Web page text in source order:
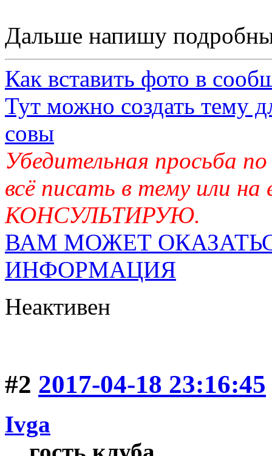
Дальше напишу
Как вставить фото в
Тут можно создать тему
совы
Убедительная просьба
всё писать в тему или
КОНСУЛЬТИРУЮ.
ВАМ МОЖЕТ
ИНФОРМАЦИЯ
Неактивен
#2 2017-04-18 23:16:45
Ivga